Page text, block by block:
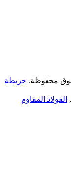
خريطة
, الفولاذ المقاوم